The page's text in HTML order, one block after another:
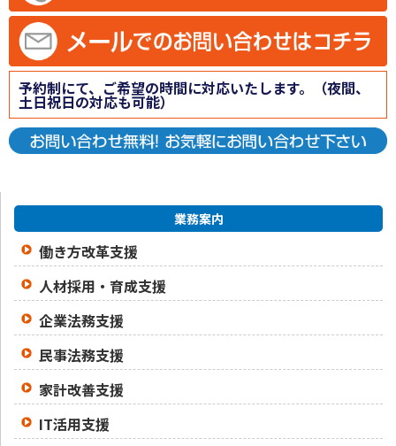
予約制にて、ご希望の時間に対応いたします。（夜間、
土日祝日の対応も可能）
業務案内
働き方改革支援
人材採用・育成支援
企業法務支援
民事法務支援
家計改善支援
IT活用支援